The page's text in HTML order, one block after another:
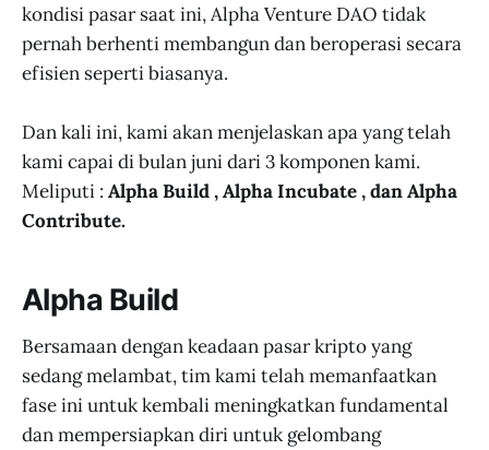
kondisi pasar saat ini, Alpha Venture DAO tidak
pernah berhenti membangun dan beroperasi secara
efisien seperti biasanya.
Dan kali ini, kami akan menjelaskan apa yang telah
kami capai di bulan juni dari 3 komponen kami.
Meliputi : Alpha Build , Alpha Incubate , dan Alpha
Contribute.
Alpha Build
Bersamaan dengan keadaan pasar kripto yang
sedang melambat, tim kami telah memanfaatkan
fase ini untuk kembali meningkatkan fundamental
dan mempersiapkan diri untuk gelombang